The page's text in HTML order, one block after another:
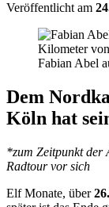
Veröffentlicht am
Fabian Abel
Dem
Köln hat
*zum Zeitpunkt der
Radtour vor sich
Elf Monate, über